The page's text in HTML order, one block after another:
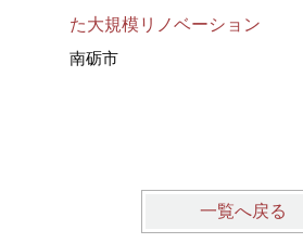
た大規模リノベーション
南砺市
一覧へ戻る